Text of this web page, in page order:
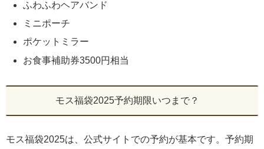
ふわふわヘアバンド
ミニポーチ
ポケットミラー
お食事補助券3500円相当
モス福袋2025予約期限いつまで？
モス福袋2025は、公式サイトでの予約が基本です。予約期